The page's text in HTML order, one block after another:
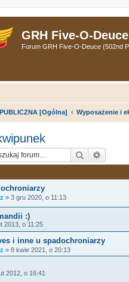
GRH Five-O-
Forum GRH Five-O-Deuce (502nd
[Ogólna] Wyposażenie i
Szukaj
» 3 gru 2020, o 11:13
:)
2013, o 11:25
i inne u spadochroniarzy
» 8 kwie 2021, o 20:13
2012, o 16:41